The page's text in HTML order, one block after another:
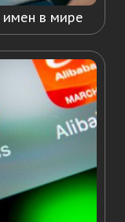
в мире